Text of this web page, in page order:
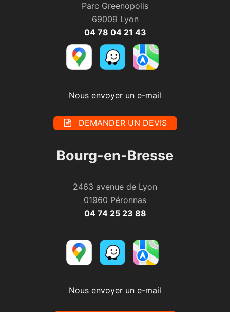
Parc Greenopolis
69009 Lyon
04 78 04 21 43
Nous envoyer un e-mail
DEMANDER UN DEVIS
Bourg-en-Bresse
2463 avenue de Lyon
01960 Péronnas
04 74 25 23 88
Nous envoyer un e-mail